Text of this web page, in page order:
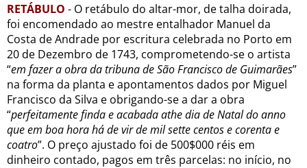
RETÁBULO - O retábulo do altar-mor, de talha doirada,
foi encomendado ao mestre entalhador Manuel da
Costa de Andrade por escritura celebrada no Porto em
20 de Dezembro de 1743, comprometendo-se o artista
“em fazer a obra da tribuna de São Francisco de Guimarães”
na forma da planta e apontamentos dados por Miguel
Francisco da Silva e obrigando-se a dar a obra
“perfeitamente finda e acabada athe dia de Natal do anno
que em boa hora há de vir de mil sette centos e corenta e
coatro”. O preço ajustado foi de 500$000 réis em
dinheiro contado, pagos em três parcelas: no início, no